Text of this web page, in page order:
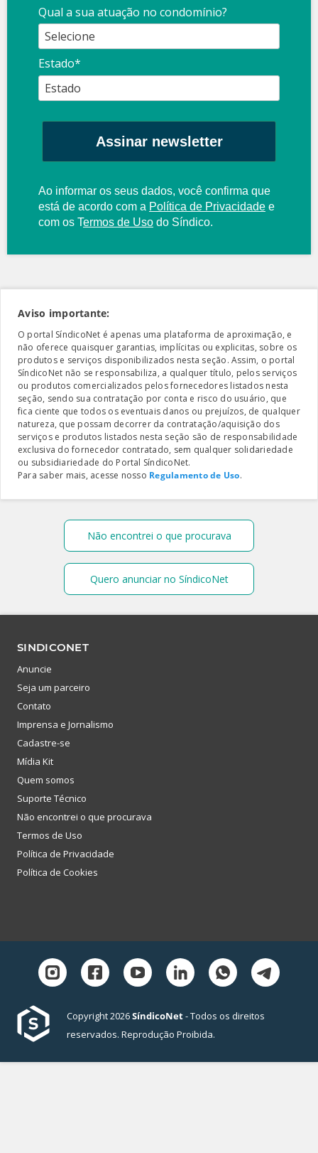
Qual a sua atuação no condomínio?
Estado*
Assinar newsletter
Ao informar os seus dados, você confirma que
está de acordo com a Política de Privacidade e
com os Termos de Uso do Síndico.
Aviso importante:
O portal SíndicoNet é apenas uma plataforma de aproximação, e
não oferece quaisquer garantias, implícitas ou explicitas, sobre os
produtos e serviços disponibilizados nesta seção. Assim, o portal
SíndicoNet não se responsabiliza, a qualquer título, pelos serviços
ou produtos comercializados pelos fornecedores listados nesta
seção, sendo sua contratação por conta e risco do usuário, que
fica ciente que todos os eventuais danos ou prejuízos, de qualquer
natureza, que possam decorrer da contratação/aquisição dos
serviços e produtos listados nesta seção são de responsabilidade
exclusiva do fornecedor contratado, sem qualquer solidariedade
ou subsidiariedade do Portal SíndicoNet.
Para saber mais, acesse nosso Regulamento de Uso.
Não encontrei o que procurava
Quero anunciar no SíndicoNet
SINDICONET
Anuncie
Seja um parceiro
Contato
Imprensa e Jornalismo
Cadastre-se
Mídia Kit
Quem somos
Suporte Técnico
Não encontrei o que procurava
Termos de Uso
Política de Privacidade
Política de Cookies
Copyright 2026SíndicoNet- Todos os direitos
reservados. Reprodução Proibida.